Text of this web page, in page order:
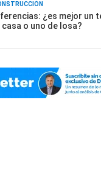
¿es mejor un
casa o uno de losa?